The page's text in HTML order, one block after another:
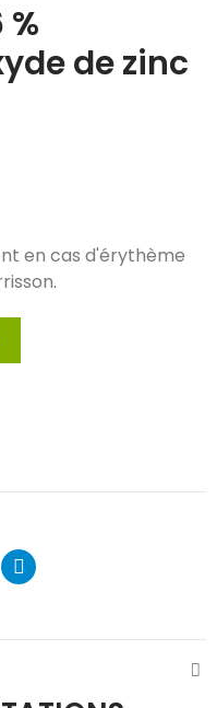
%
de zinc
en cas d'érythème